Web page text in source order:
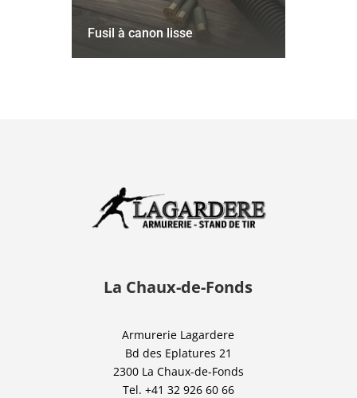
Fusil à canon lisse
La Chaux-de-Fonds
Armurerie Lagardere
Bd des Eplatures 21
2300 La Chaux-de-Fonds
Tel. +41 32 926 60 66